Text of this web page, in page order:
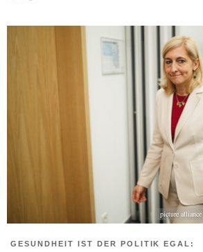
picture
GESUNDHEIT IST DER POLITIK EGAL: